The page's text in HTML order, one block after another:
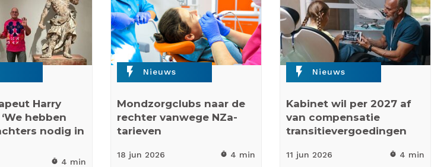
Harry
hebben
nodig in
timer 4 min
flash_on Nieuws
Mondzorgclubs naar de
rechter vanwege NZa-
tarieven
18 jun 2026 timer 4 min
flash_on Nieuws
Kabinet wil per 2027 af
van compensatie
transitievergoedingen
11 jun 2026 timer 4 min